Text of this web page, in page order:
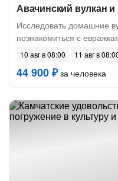
Авачинский вулкан
Исследовать домашние
познакомиться с
10 авг в 08:00 11 авг в
44 900 ₽за человека